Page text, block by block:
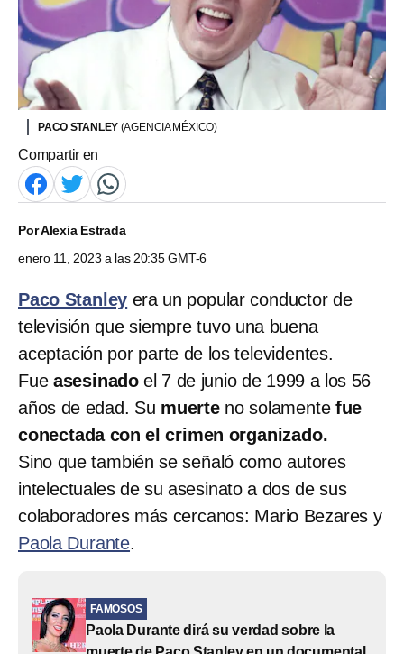
PACO STANLEY (AGENCIA MÉXICO)
Compartir en
PorAlexia Estrada
enero 11, 2023 a las 20:35 GMT-6
Paco Stanley era un popular conductor de
televisión que siempre tuvo una buena
aceptación por parte de los televidentes.
Fue asesinadoel 7 de junio de 1999 a los 56
años de edad. Su muerteno solamente fue
conectada con el crimen organizado.
Sino que también se señaló como autores
intelectuales de su asesinato a dos de sus
colaboradores más cercanos: Mario Bezares y
Paola Durante.
FAMOSOS
Paola Durante dirá su verdad sobre la